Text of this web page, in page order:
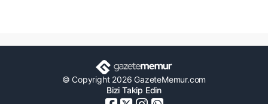
© Copyright 2026 GazeteMemur.com
Bizi Takip Edin